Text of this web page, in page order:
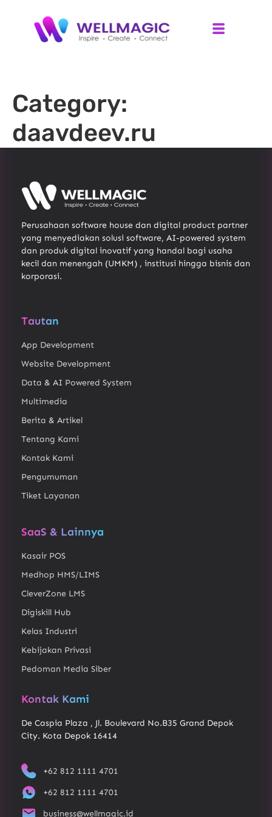
Category:
daavdeev.ru
Perusahaan software house dan digital product partner
yang menyediakan solusi software, AI-powered system
dan produk digital inovatif yang handal bagi usaha
kecil dan menengah (UMKM) , institusi hingga bisnis dan
korporasi.
Tautan
App Development
Website Development
Data & AI Powered System
Multimedia
Berita & Artikel
Tentang Kami
Kontak Kami
Pengumuman
Tiket Layanan
SaaS & Lainnya
Kasair POS
Medhop HMS/LIMS
CleverZone LMS
Digiskill Hub
Kelas Industri
Kebijakan Privasi
Pedoman Media Siber
Kontak Kami
De Caspia Plaza , Jl. Boulevard No.B35 Grand Depok
City. Kota Depok 16414
+62 812 1111 4701
+62 812 1111 4701
business@wellmagic.id